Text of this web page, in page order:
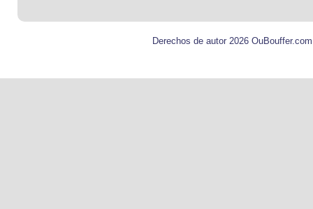
Derechos de autor 2026